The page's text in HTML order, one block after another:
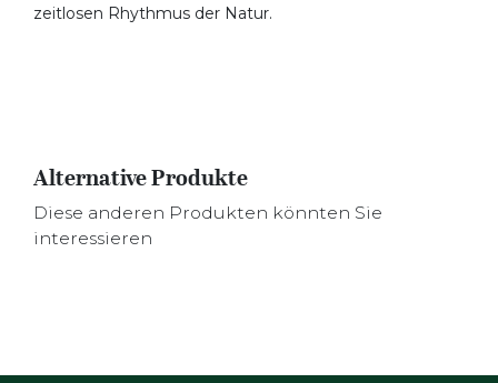
zeitlosen Rhythmus der Natur.
Alternative Produkte
Diese anderen Produkten könnten Sie
interessieren